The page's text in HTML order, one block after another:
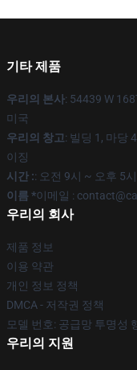
기타 제품
우리의 본사: 54439 W
미국
우리의 창고: 빌딩 1, 마당
이징
시간 :: 오전 9시 ~ 오후 5
이름 *이메일 :
우리의 회사
제품 정보
이용 약관
개인 정보 정책
DMCA - 저작권 정책
모델 번호: 공급망 투명성
우리의 지원